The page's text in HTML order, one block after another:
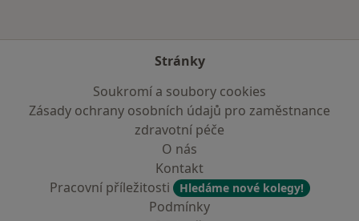
Stránky
Soukromí a soubory cookies
Zásady ochrany osobních údajů pro zaměstnance
zdravotní péče
O nás
Kontakt
Pracovní příležitosti
Hledáme nové kolegy!
Podmínky